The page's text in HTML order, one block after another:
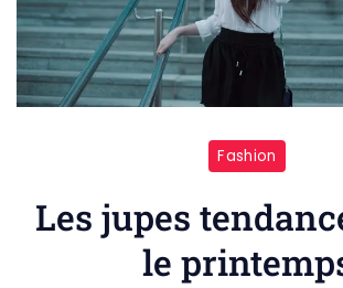
Fashion
Les jupes
le